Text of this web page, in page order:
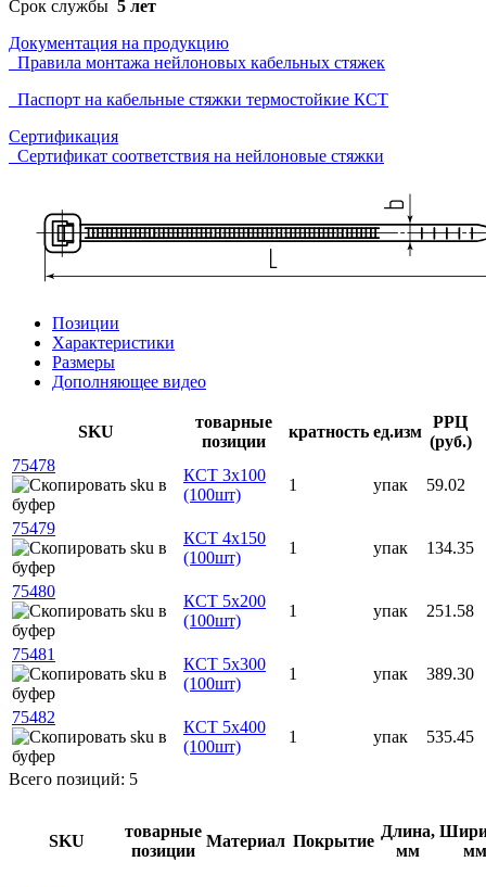
Срок службы 5 лет
Документация на продукцию
Правила монтажа нейлоновых кабельных стяжек
Паспорт на кабельные стяжки термостойкие КСТ
Сертификация
Сертификат соответствия на нейлоновые стяжки
Позиции
Характеристики
Размеры
Дополняющее видео
SKU
товарные
позиции
кратность ед.изм
РРЦ
(руб.)
75478
КСТ 3x100
(100шт)
1 упак 59.02
75479
КСТ 4x150
(100шт)
1 упак 134.35
75480
КСТ 5x200
(100шт)
1 упак 251.58
75481
КСТ 5x300
(100шт)
1 упак 389.30
75482
КСТ 5x400
(100шт)
1 упак 535.45
Всего позиций: 5
SKU
товарные
позиции
Материал Покрытие
Длина,
мм
мм